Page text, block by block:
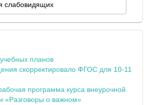
слабовидящих
планов
скорректировало ФГОС для 10-11
программа курса внеурочной
«Разговоры о важном»